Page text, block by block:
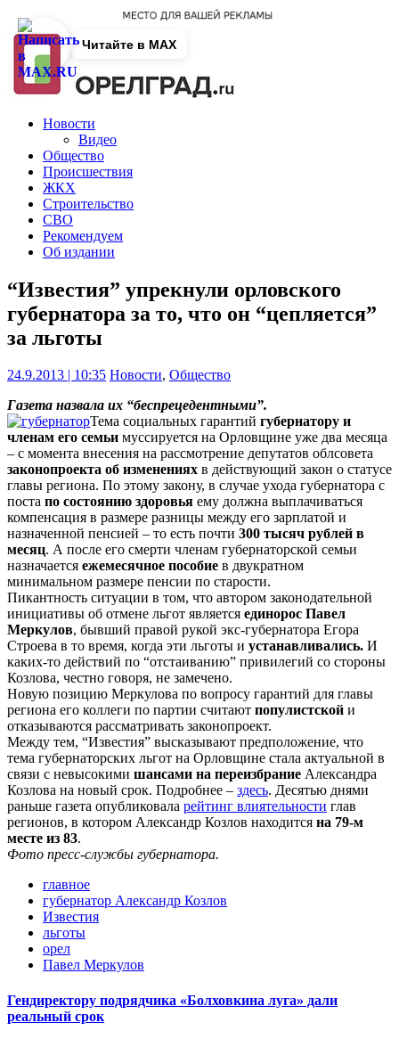
Новости
Видео
Общество
Происшествия
ЖКХ
Строительство
СВО
Рекомендуем
Об издании
“Известия” упрекнули орловского
губернатора за то, что он “цепляется”
за льготы
24.9.2013 | 10:35 Новости, Общество
Газета назвала их “беспрецедентными”.
Тема социальных гарантий губернатору и
членам его семьи муссируется на Орловщине уже два месяца
– с момента внесения на рассмотрение депутатов облсовета
законопроекта об изменениях в действующий закон о статусе
главы региона. По этому закону, в случае ухода губернатора с
поста по состоянию здоровья ему должна выплачиваться
компенсация в размере разницы между его зарплатой и
назначенной пенсией – то есть почти 300 тысяч рублей в
месяц. А после его смерти членам губернаторской семьи
назначается ежемесячное пособие в двукратном
минимальном размере пенсии по старости.
Пикантность ситуации в том, что автором законодательной
инициативы об отмене льгот является единорос Павел
Меркулов, бывший правой рукой экс-губернатора Егора
Строева в то время, когда эти льготы и устанавливались. И
каких-то действий по “отстаиванию” привилегий со стороны
Козлова, честно говоря, не замечено.
Новую позицию Меркулова по вопросу гарантий для главы
региона его коллеги по партии считают популистской и
отказываются рассматривать законопроект.
Между тем, “Известия” высказывают предположение, что
тема губернаторских льгот на Орловщине стала актуальной в
связи с невысокими шансами на переизбрание Александра
Козлова на новый срок. Подробнее – здесь. Десятью днями
раньше газета опубликовала рейтинг влиятельности глав
регионов, в котором Александр Козлов находится на 79-м
месте из 83.
Фото пресс-службы губернатора.
главное
губернатор Александр Козлов
Известия
льготы
орел
Павел Меркулов
Гендиректору подрядчика «Болховкина луга» дали
реальный срок
Читайте в MAX